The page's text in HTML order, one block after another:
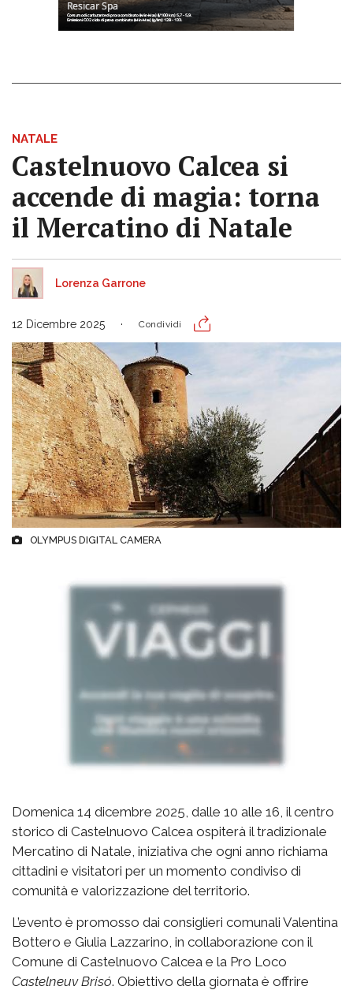
NATALE
Castelnuovo Calcea si
accende di magia: torna
il Mercatino di Natale
Lorenza Garrone
12 Dicembre 2025 Condividi
OLYMPUS DIGITAL CAMERA
Domenica 14 dicembre 2025, dalle 10 alle 16, il centro
storico di Castelnuovo Calcea ospiterà il tradizionale
Mercatino di Natale, iniziativa che ogni anno richiama
cittadini e visitatori per un momento condiviso di
comunità e valorizzazione del territorio.
L’evento è promosso dai consiglieri comunali Valentina
Bottero e Giulia Lazzarino, in collaborazione con il
Comune di Castelnuovo Calcea e la Pro Loco
Castelneuv Brisó. Obiettivo della giornata è offrire